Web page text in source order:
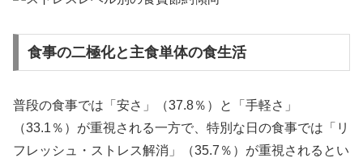
食事の二極化と主食単体の食生活
普段の食事では「安さ」（37.8％）と「手軽さ」
（33.1％）が重視される一方で、特別な日の食事では「リ
フレッシュ・ストレス解消」（35.7％）が重視されるとい